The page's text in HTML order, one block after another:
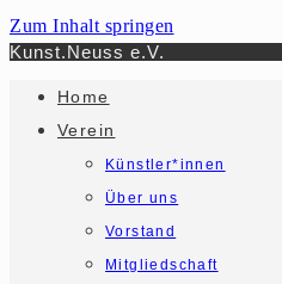
Zum Inhalt springen
Kunst.Neuss e.V.
Home
Verein
Künstler*innen
Über uns
Vorstand
Mitgliedschaft